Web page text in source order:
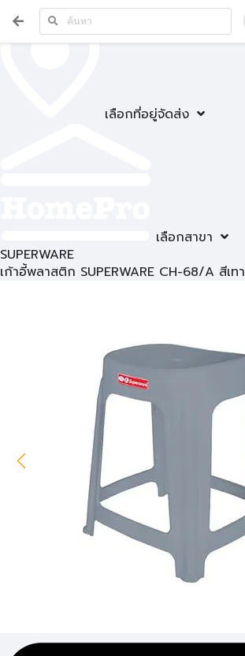
เลือกที่อยู่จัดส่ง
เลือกสาขา
SUPERWARE
เก้าอี้พลาสติก SUPERWARE CH-68/A สีเทา